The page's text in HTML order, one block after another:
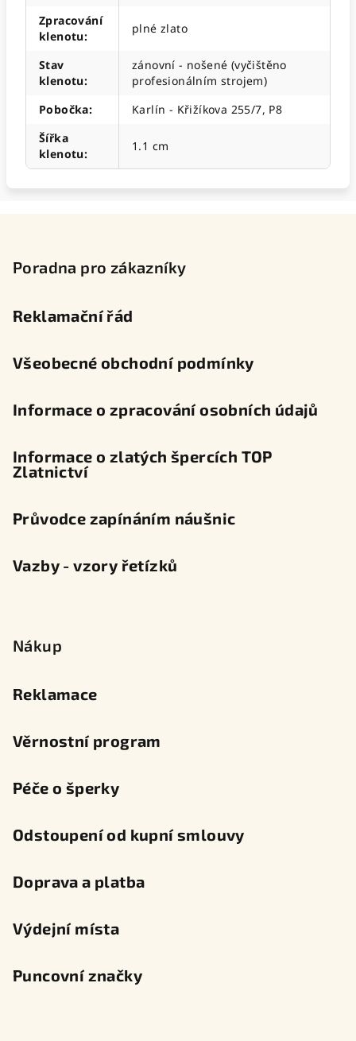
Zpracování
klenotu:
plné zlato
Stav
klenotu:
zánovní - nošené (vyčištěno
profesionálním strojem)
Pobočka:
Karlín - Křižíkova 255/7, P8
Šířka
klenotu:
1.1 cm
Poradna pro zákazníky
Reklamační řád
Všeobecné obchodní podmínky
Informace o zpracování osobních údajů
Informace o zlatých špercích TOP
Zlatnictví
Průvodce zapínáním náušnic
Vazby - vzory řetízků
Nákup
Reklamace
Věrnostní program
Péče o šperky
Odstoupení od kupní smlouvy
Doprava a platba
Výdejní místa
Puncovní značky